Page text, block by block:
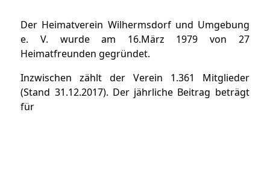
Der Heimatverein Wilhermsdorf und Umgebung
e. V. wurde am 16.März 1979 von 27
Heimatfreunden gegründet.
Inzwischen zählt der Verein 1.361 Mitglieder
(Stand 31.12.2017). Der jährliche Beitrag beträgt
für